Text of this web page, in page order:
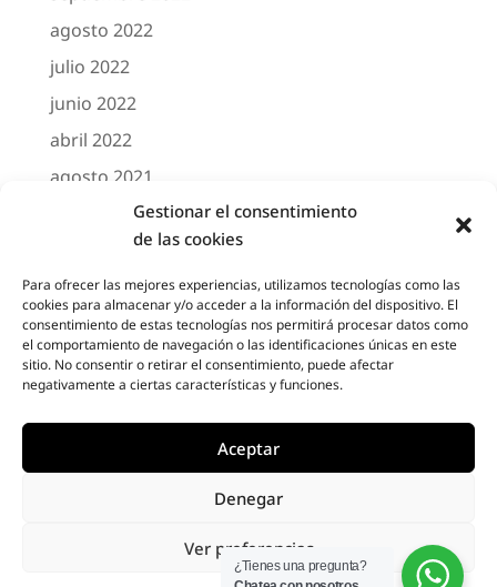
Gestionar el consentimiento
de las cookies
Para ofrecer las mejores experiencias, utilizamos tecnologías como las
cookies para almacenar y/o acceder a la información del dispositivo. El
consentimiento de estas tecnologías nos permitirá procesar datos como
el comportamiento de navegación o las identificaciones únicas en este
sitio. No consentir o retirar el consentimiento, puede afectar
negativamente a ciertas características y funciones.
Aceptar
Denegar
Ver preferencias
agosto 2022
julio 2022
junio 2022
abril 2022
agosto 2021
marzo 2021
febrero 2021
octubre 2020
agosto 2020
junio 2020
mayo 2020
Elegant Themes | Powered by
Diseño Web a medida| Childtheme created
¿Tienes una pregunta?